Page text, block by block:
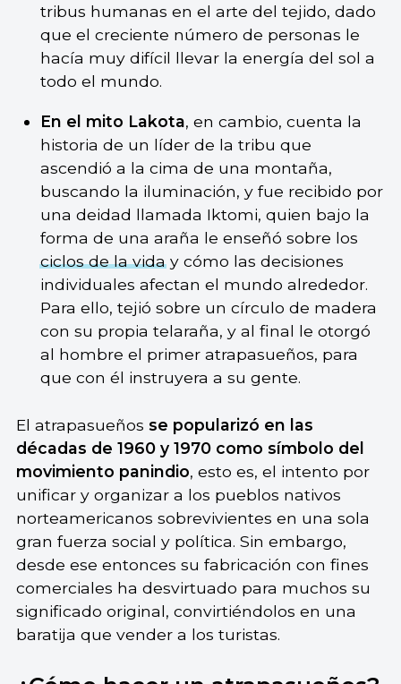
tribus humanas en el arte del tejido, dado
que el creciente número de personas le
hacía muy difícil llevar la energía del sol a
todo el mundo.
En el mito Lakota, en cambio, cuenta la
historia de un líder de la tribu que
ascendió a la cima de una montaña,
buscando la iluminación, y fue recibido por
una deidad llamada Iktomi, quien bajo la
forma de una araña le enseñó sobre los
ciclos de la viday cómo las decisiones
individuales afectan el mundo alrededor.
Para ello, tejió sobre un círculo de madera
con su propia telaraña, y al final le otorgó
al hombre el primer atrapasueños, para
que con él instruyera a su gente.
El atrapasueños se popularizó en las
décadas de 1960 y 1970 como símbolo del
movimiento panindio, esto es, el intento por
unificar y organizar a los pueblos nativos
norteamericanos sobrevivientes en una sola
gran fuerza social y política. Sin embargo,
desde ese entonces su fabricación con fines
comerciales ha desvirtuado para muchos su
significado original, convirtiéndolos en una
baratija que vender a los turistas.